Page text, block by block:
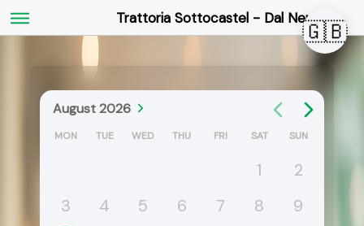
Trattoria Sottocastel - Dal Nene
🇬🇧